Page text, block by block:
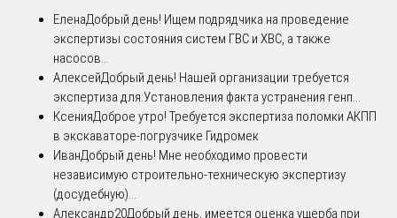
ЕленаДобрый день! Ищем подрядчика на проведение
экспертизы состояния систем ГВС и ХВС, а также
насосов...
АлексейДобрый день! Нашей организации требуется
экспертиза для:Установления факта устранения генп...
КсенияДоброе утро! Требуется экспертиза поломки АКПП
в экскаваторе-погрузчике Гидромек
ИванДобрый день! Мне необходимо провести
независимую строительно-техническую экспертизу
(досудебную)...
Александр20Добрый день, имеется оценка ущерба при